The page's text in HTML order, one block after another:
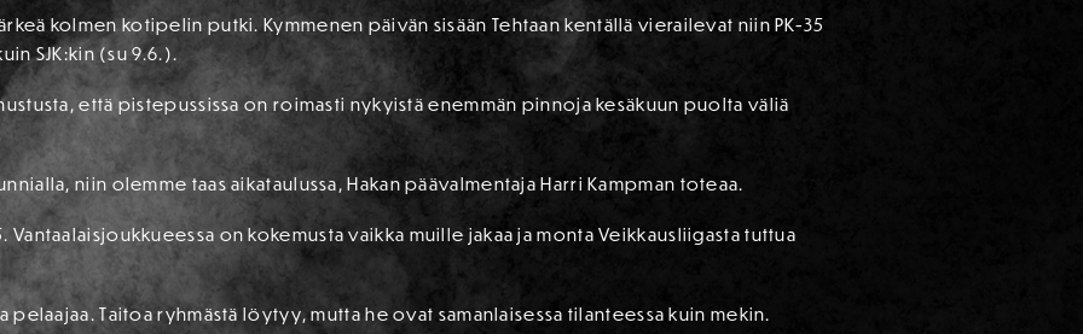
kolmen kotipelin putki. Kymmenen päivän sisään Tehtaan kentällä vierailevat niin PK-35
SJK:kin (su 9.6.).
että pistepussissa on roimasti nykyistä enemmän pinnoja kesäkuun puolta väliä
niin olemme taas aikataulussa, Hakan päävalmentaja Harri Kampman toteaa.
Vantaalaisjoukkueessa on kokemusta vaikka muille jakaa ja monta Veikkausliigasta tuttua
Taitoa ryhmästä löytyy, mutta he ovat samanlaisessa tilanteessa kuin mekin.